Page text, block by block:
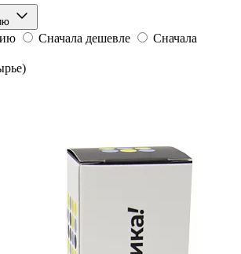
Сначала дешевле
Сначала